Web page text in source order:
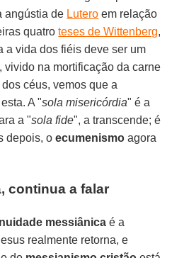
angústia de Lutero em relação
quatroteses de Wittenberg,
a vida dos fiéis deve ser um
vivido na mortificação da carne
céus, vemos que a
A "sola misericórdia" é a
a "sola fide", a transcende; é
depois, oecumenismo agora
continua a falar
messiânica é a
realmente retorna, e